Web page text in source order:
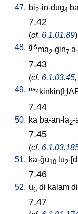
47. bi2-in-dug4
7.42
(cf. 6.1.01.89)
48. ĝišma2-gin7
7.43
(cf. 6.1.03.45,
49. na4
7.44
50. ka ba-an-la2-
7.45
(cf.
51. ka-ĝu10 lu2-
7.46
52. u6 di kalam
7.47